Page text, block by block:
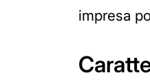
impresa